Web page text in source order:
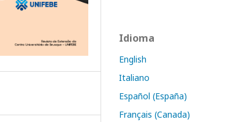
Idioma
English
Italiano
Español (España)
Français (Canada)